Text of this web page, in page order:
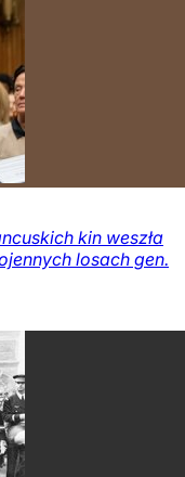
kin weszła
losach gen.